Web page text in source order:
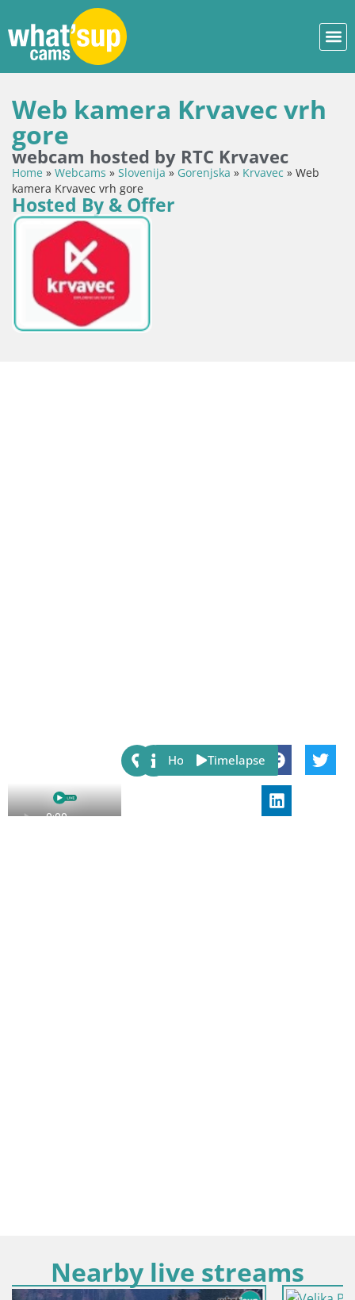
Web kamera Krvavec vrh
gore
webcam hosted by RTC Krvavec
Home » Webcams » Slovenija» Gorenjska » Krvavec » Web
kamera Krvavec vrh gore
Hosted By & Offer
Share:
Host Timelapse
Nearby live streams